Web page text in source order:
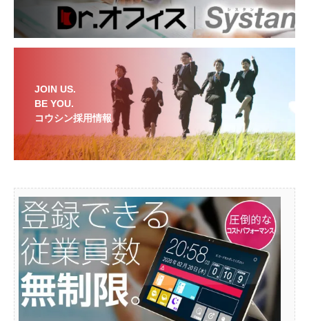
JOIN US.
BE YOU.
コウシン採用情報